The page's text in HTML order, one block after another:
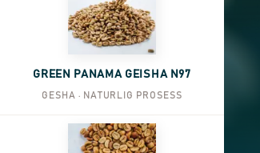
GREEN PANAMA GEISHA N97
GESHA · NATURLIG PROSESS